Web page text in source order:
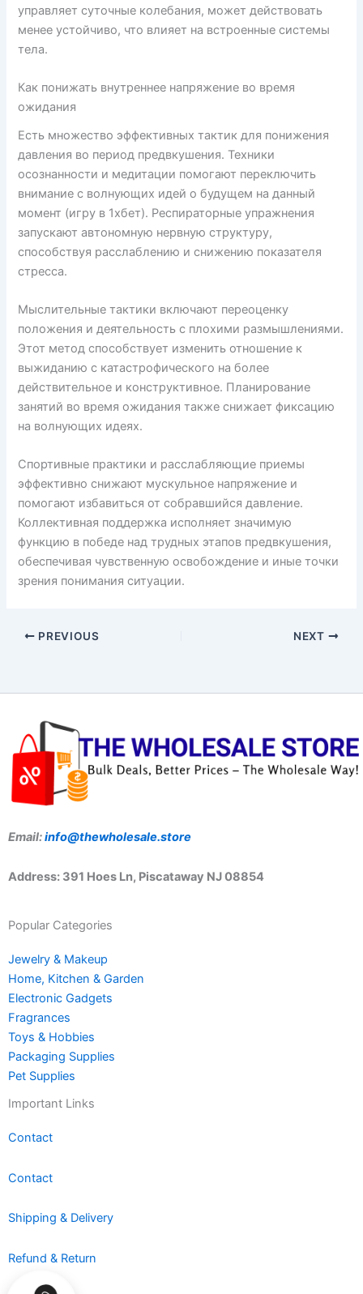
управляет суточные колебания, может действовать
менее устойчиво, что влияет на встроенные системы
тела.
Как понижать внутреннее напряжение во время
ожидания
Есть множество эффективных тактик для понижения
давления во период предвкушения. Техники
осознанности и медитации помогают переключить
внимание с волнующих идей о будущем на данный
момент (игру в 1хбет). Респираторные упражнения
запускают автономную нервную структуру,
способствуя расслаблению и снижению показателя
стресса.
Мыслительные тактики включают переоценку
положения и деятельность с плохими размышлениями.
Этот метод способствует изменить отношение к
выжиданию с катастрофического на более
действительное и конструктивное. Планирование
занятий во время ожидания также снижает фиксацию
на волнующих идеях.
Спортивные практики и расслабляющие приемы
эффективно снижают мускульное напряжение и
помогают избавиться от собравшийся давление.
Коллективная поддержка исполняет значимую
функцию в победе над трудных этапов предвкушения,
обеспечивая чувственную освобождение и иные точки
зрения понимания ситуации.
PREVIOUS NEXT
Email:info@thewholesale.store
Address: 391 Hoes Ln, Piscataway NJ 08854
Popular Categories
Jewelry & Makeup
Home, Kitchen & Garden
Electronic Gadgets
Fragrances
Toys & Hobbies
Packaging Supplies
Pet Supplies
Important Links
Contact
Contact
Shipping & Delivery
Refund & Return